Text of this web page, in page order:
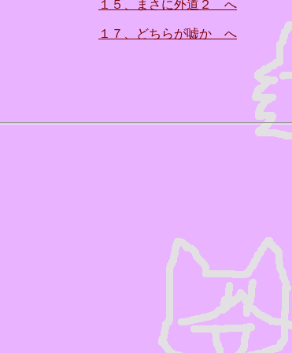
１５、まさに外道２ へ
１７、どちらが嘘か へ